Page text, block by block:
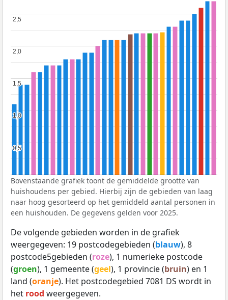
0,5
0,5
1,0
1,0
1,5
1,5
2,0
2,0
2,5
2,5
Bovenstaande grafiek toont de gemiddelde grootte van
huishoudens per gebied. Hierbij zijn de gebieden van laag
naar hoog gesorteerd op het gemiddeld aantal personen in
een huishouden. De gegevens gelden voor 2025.
De volgende gebieden worden in de grafiek
weergegeven: 19 postcodegebieden (blauw), 8
postcode5gebieden (roze), 1 numerieke postcode
(groen), 1 gemeente (geel), 1 provincie (bruin) en 1
land (oranje). Het postcodegebied 7081 DS wordt in
het rood weergegeven.